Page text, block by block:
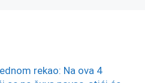
rekao: Na ova 4